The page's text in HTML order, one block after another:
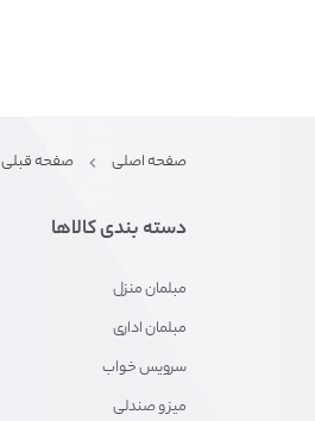
صفحه اصلی صفحه قبلی
دسته بندی کالاها
مبلمان منزل
مبلمان اداری
سرویس خواب
میز و صندلی